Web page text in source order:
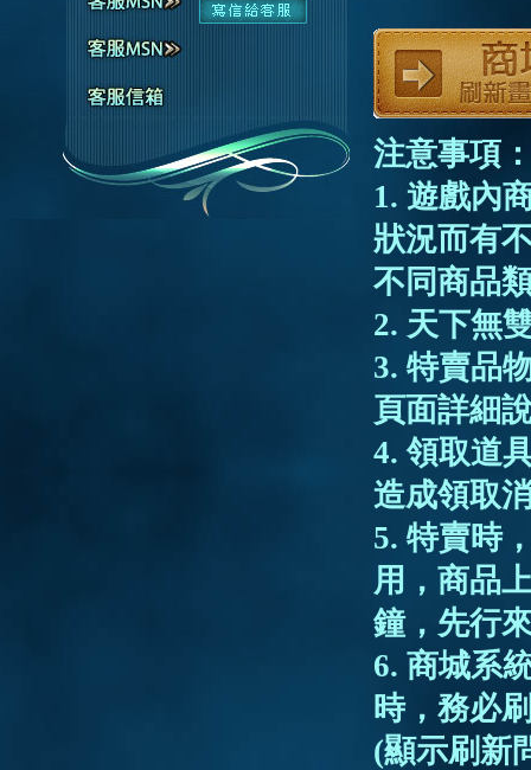
注意事項
1. 遊戲內
狀況而有
不同商品
2. 天下無
3. 特賣品
頁面詳細
4. 領取道
造成領取
5. 特賣時
用，商品
鐘，先行
6. 商城系
時，務必
(顯示刷新